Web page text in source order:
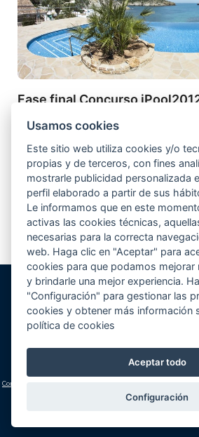
Fase final Concurso
Desde hace unos meses, estamos
la mejor piscina de europa según la revista
presentaban hasta un total de 5 piscinas por
1 2 3 4
Gunitec Pool Spa, s.l.
José Luis Borges, s/n - Apd. 477
03730 Jávea/Xàbia (Alicante)
Teléfono:+34 965 790 546
lucas@gunitec.com
Condiciones generales
Usamos cookies
Este sitio web utiliza cookies y/o
propias y de terceros, con fines
mostrarle publicidad personalizada
perfil elaborado a partir de sus
Le informamos que en este
activas las cookies técnicas,
necesarias para la correcta
web. Haga clic en "Aceptar" para
cookies para que podamos mejorar
y brindarle una mejor experiencia.
"Configuración" para gestionar las
cookies y obtener más información
política de cookies
Aceptar todo
Configuración